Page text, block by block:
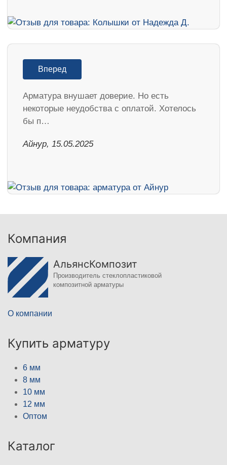
Вперед
Арматура внушает доверие. Но есть
некоторые неудобства с оплатой. Хотелось
бы п…
Айнур, 15.05.2025
Компания
АльянсКомпозит
Производитель стеклопластиковой
композитной арматуры
О компании
Купить арматуру
6 мм
8 мм
10 мм
12 мм
Оптом
Каталог